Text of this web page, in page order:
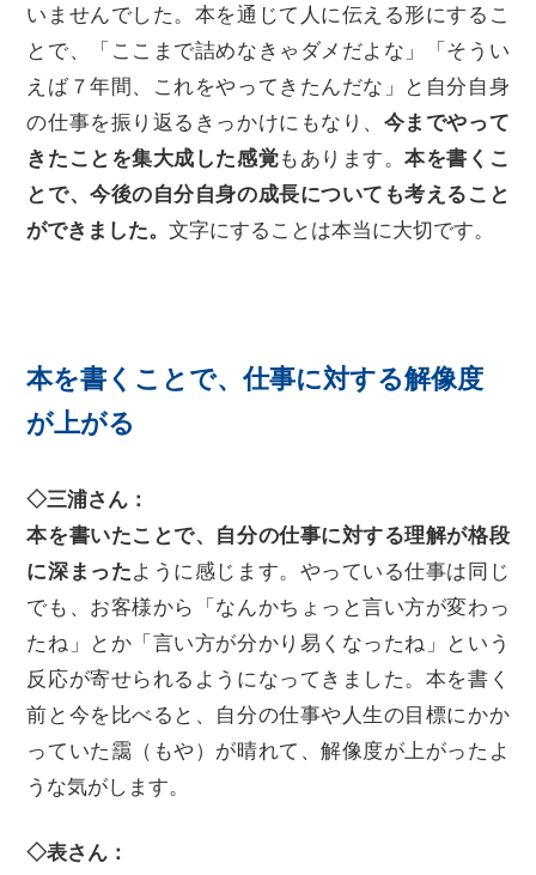
いませんでした。本を通じて人に伝える形にするこ
とで、「ここまで詰めなきゃダメだよな」「そうい
えば７年間、これをやってきたんだな」と自分自身
の仕事を振り返るきっかけにもなり、 今までやって
きたことを集大成した感覚もあります。本を書くこ
とで、今後の自分自身の成長についても考えること
ができました。文字にすることは本当に大切です。
本を書くことで、仕事に対する解像度
が上がる
◇三浦さん：
本を書いたことで、自分の仕事に対する理解が格段
に深まったように感じます。やっている仕事は同じ
でも、お客様から「なんかちょっと言い方が変わっ
たね」とか「言い方が分かり易くなったね」という
反応が寄せられるようになってきました。本を書く
前と今を比べると、自分の仕事や人生の目標にかか
っていた靄（もや）が晴れて、解像度が上がったよ
うな気がします。
◇表さん：